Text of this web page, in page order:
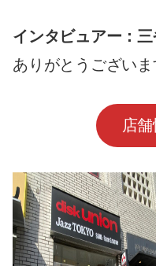
インタビュアー：
ありがとうございま
店